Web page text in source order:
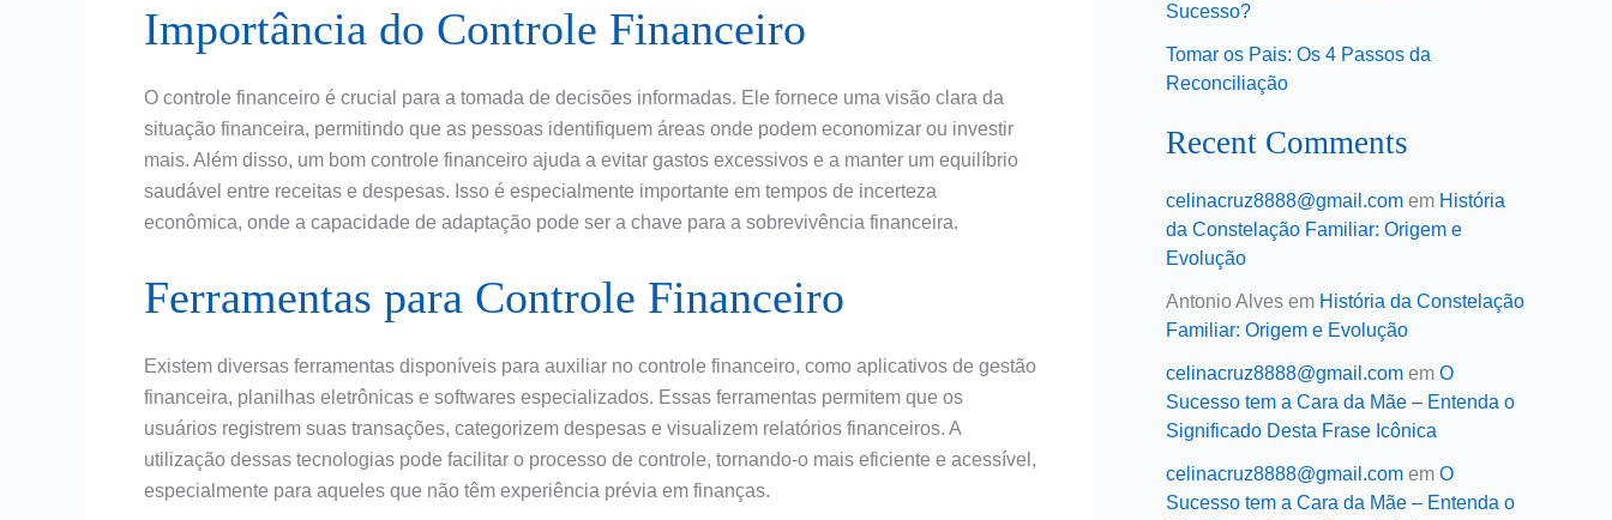
Importância do Controle Financeiro
O controle financeiro é crucial para a tomada de decisões informadas. Ele fornece uma visão clara da
situação financeira, permitindo que as pessoas identifiquem áreas onde podem economizar ou investir
mais. Além disso, um bom controle financeiro ajuda a evitar gastos excessivos e a manter um equilíbrio
saudável entre receitas e despesas. Isso é especialmente importante em tempos de incerteza
econômica, onde a capacidade de adaptação pode ser a chave para a sobrevivência financeira.
Ferramentas para Controle Financeiro
Existem diversas ferramentas disponíveis para auxiliar no controle financeiro, como aplicativos de gestão
financeira, planilhas eletrônicas e softwares especializados. Essas ferramentas permitem que os
usuários registrem suas transações, categorizem despesas e visualizem relatórios financeiros. A
utilização dessas tecnologias pode facilitar o processo de controle, tornando-o mais eficiente e acessível,
especialmente para aqueles que não têm experiência prévia em finanças.
Sucesso?
Tomar os Pais: Os 4 Passos da
Reconciliação
Recent Comments
celinacruz8888@gmail.com em História
da Constelação Familiar: Origem e
Evolução
Antonio Alves em História da Constelação
Familiar: Origem e Evolução
celinacruz8888@gmail.com em O
Sucesso tem a Cara da Mãe – Entenda o
Significado Desta Frase Icônica
celinacruz8888@gmail.com em O
Sucesso tem a Cara da Mãe – Entenda o